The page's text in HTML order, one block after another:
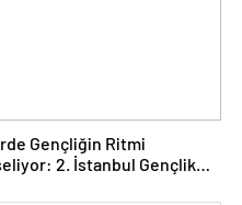
Gençliğin Ritmi
2. İstanbul Gençlik